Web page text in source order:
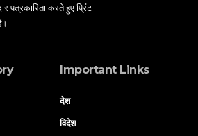
पत्रकारिता करते हुए प्रिंट
Important Links
देश
विदेश